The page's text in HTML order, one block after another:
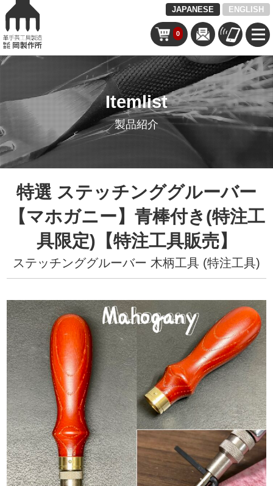
JAPANESE ENGLISH
0
Itemlist
製品紹介
特選 ステッチンググルーバー
【マホガニー】青棒付き(特注工
具限定)【特注工具販売】
ステッチンググルーバー 木柄工具 (特注工具)